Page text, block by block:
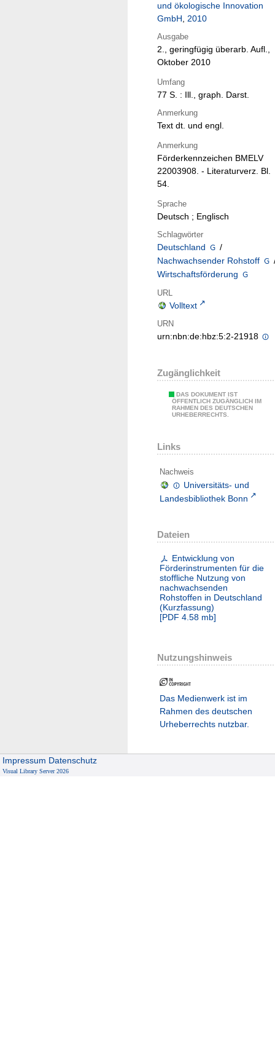
und ökologische Innovation
GmbH, 2010
Ausgabe
2., geringfügig überarb. Aufl.,
Oktober 2010
Umfang
77 S. : Ill., graph. Darst.
Anmerkung
Text dt. und engl.
Anmerkung
Förderkennzeichen BMELV
22003908. - Literaturverz. Bl.
54.
Sprache
Deutsch ; Englisch
Schlagwörter
Deutschland
/
Nachwachsender Rohstoff
Wirtschaftsförderung
URL
Volltext
URN
urn:nbn:de:hbz:5:2-21918
Zugänglichkeit
DAS DOKUMENT IST
ÖFFENTLICH ZUGÄNGLICH IM
RAHMEN DES DEUTSCHEN
URHEBERRECHTS.
Links
Nachweis
Universitäts- und
Landesbibliothek Bonn
Dateien
Entwicklung von
Förderinstrumenten für die
stoffliche Nutzung von
nachwachsenden
Rohstoffen in Deutschland
(Kurzfassung)
[PDF 4.58 mb]
Nutzungshinweis
Das Medienwerk ist im
Rahmen des deutschen
Urheberrechts nutzbar.
Impressum Datenschutz
Visual Library Server 2026